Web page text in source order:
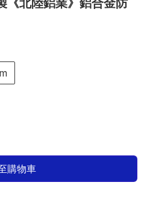
《北陸鋁業》鋁合金防
購物車